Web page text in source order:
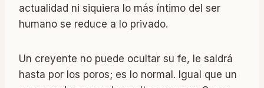
actualidad ni siquiera lo más íntimo del ser
humano se reduce a lo privado.
Un creyente no puede ocultar su fe, le saldrá
hasta por los poros; es lo normal. Igual que un